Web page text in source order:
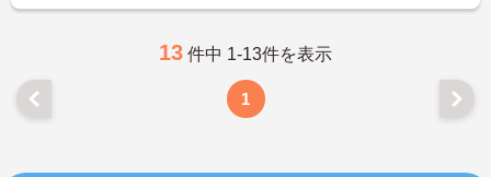
13 件中 1-13件を表示
1